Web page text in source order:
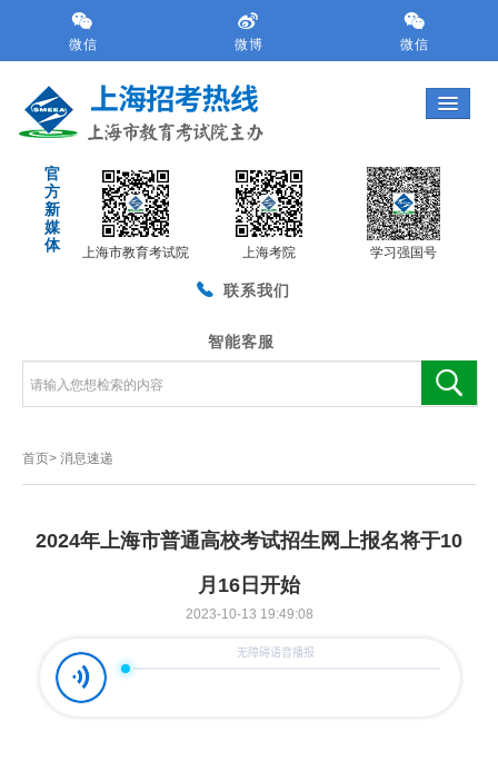
到
微信 微博 微信
官
方
新
媒
体
上海市教育考试院 上海考院 学习强国号
联系我们
智能客服
首页> 消息速递
2024年上海市普通高校考试招生网上报名将于10
月16日开始
2023-10-13 19:49:08